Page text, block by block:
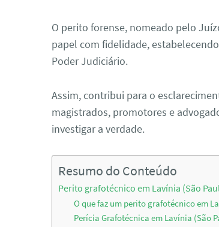
O perito forense, nomeado pelo
papel com fidelidade,
Poder Judiciário.
Assim, contribui para o
magistrados, promotores e
investigar a verdade.
Resumo do Conteúdo
Perito grafotécnico em Lavínia (São
O que faz um perito grafotécnico em
Perícia Grafotécnica em Lavínia (São